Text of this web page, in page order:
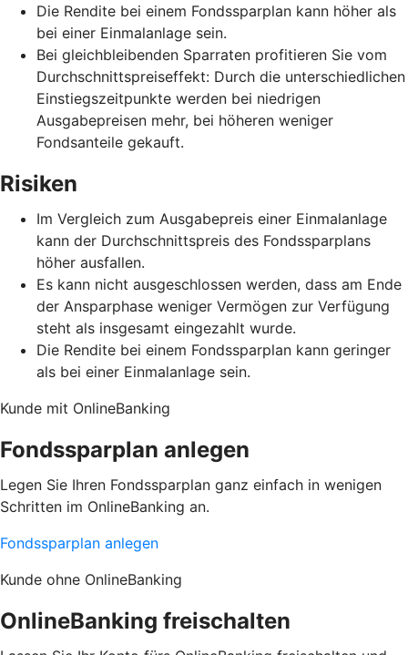
Die Rendite bei einem Fondssparplan kann höher als
bei einer Einmalanlage sein.
Bei gleichbleibenden Sparraten profitieren Sie vom
Durchschnittspreiseffekt: Durch die unterschiedlichen
Einstiegszeitpunkte werden bei niedrigen
Ausgabepreisen mehr, bei höheren weniger
Fondsanteile gekauft.
Risiken
Im Vergleich zum Ausgabepreis einer Einmalanlage
kann der Durchschnittspreis des Fondssparplans
höher ausfallen.
Es kann nicht ausgeschlossen werden, dass am Ende
der Ansparphase weniger Vermögen zur Verfügung
steht als insgesamt eingezahlt wurde.
Die Rendite bei einem Fondssparplan kann geringer
als bei einer Einmalanlage sein.
Kunde mit OnlineBanking
Fondssparplan anlegen
Legen Sie Ihren Fondssparplan ganz einfach in wenigen
Schritten im OnlineBanking an.
Fondssparplan anlegen
Kunde ohne OnlineBanking
OnlineBanking freischalten